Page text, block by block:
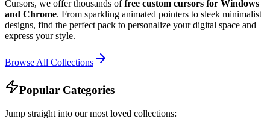
Cursors, we offer thousands offree custom cursors for Windows
and Chrome. From sparkling animated pointers to sleek minimalist
designs, find the perfect pack to personalize your digital space and
express your style.
Browse All Collections
Popular Categories
Jump straight into our most loved collections: